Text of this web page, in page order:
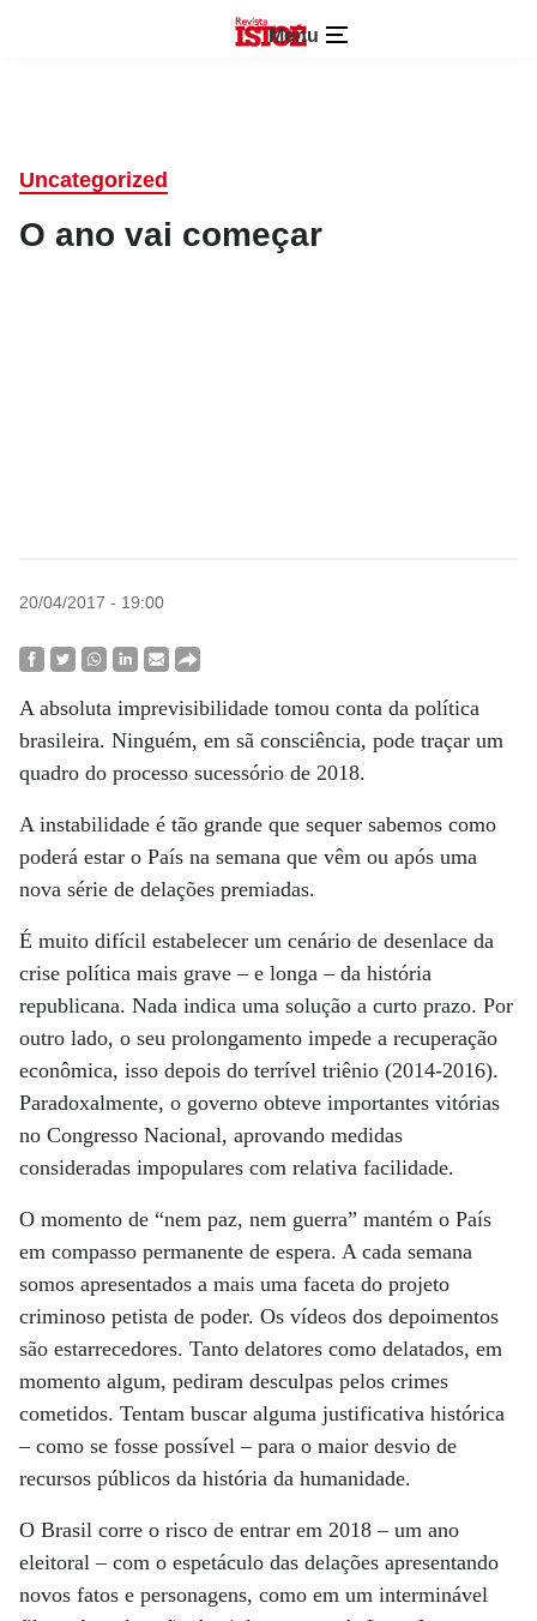
Menu
Uncategorized
O ano vai começar
20/04/2017 - 19:00
A absoluta imprevisibilidade tomou conta da política
brasileira. Ninguém, em sã consciência, pode traçar um
quadro do processo sucessório de 2018.
A instabilidade é tão grande que sequer sabemos como
poderá estar o País na semana que vêm ou após uma
nova série de delações premiadas.
É muito difícil estabelecer um cenário de desenlace da
crise política mais grave – e longa – da história
republicana. Nada indica uma solução a curto prazo. Por
outro lado, o seu prolongamento impede a recuperação
econômica, isso depois do terrível triênio (2014-2016).
Paradoxalmente, o governo obteve importantes vitórias
no Congresso Nacional, aprovando medidas
consideradas impopulares com relativa facilidade.
O momento de “nem paz, nem guerra” mantém o País
em compasso permanente de espera. A cada semana
somos apresentados a mais uma faceta do projeto
criminoso petista de poder. Os vídeos dos depoimentos
são estarrecedores. Tanto delatores como delatados, em
momento algum, pediram desculpas pelos crimes
cometidos. Tentam buscar alguma justificativa histórica
– como se fosse possível – para o maior desvio de
recursos públicos da história da humanidade.
O Brasil corre o risco de entrar em 2018 – um ano
eleitoral – com o espetáculo das delações apresentando
novos fatos e personagens, como em um interminável